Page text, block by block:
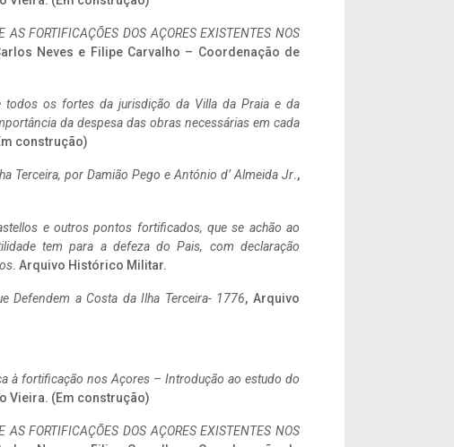
AS FORTIFICAÇÕES DOS AÇORES EXISTENTES NOS
Neves e Filipe Carvalho – Coordenação de
todos os fortes da jurisdição da Villa da Praia e da
da despesa das obras necessárias em cada
construção)
Terceira, por Damião Pego e António d’ Almeida Jr.,
e outros pontos fortificados, que se achão ao
tem para a defeza do Pais, com declaração
. Arquivo Histórico Militar.
Defendem a Costa da Ilha Terceira- 1776, Arquivo
à fortificação nos Açores – Introdução ao estudo do
Vieira. (Em construção)
AS FORTIFICAÇÕES DOS AÇORES EXISTENTES NOS